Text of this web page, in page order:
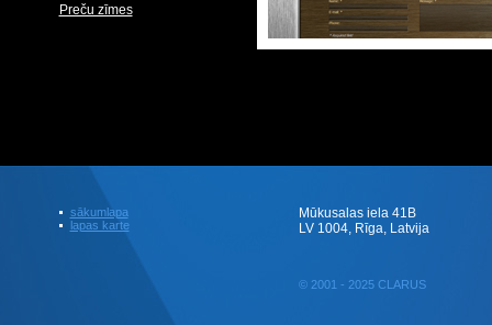
Preču zīmes
sākumlapa
lapas karte
Mūkusalas iela 41B
LV 1004, Rīga, Latvija
© 2001 - 2025 CLARUS